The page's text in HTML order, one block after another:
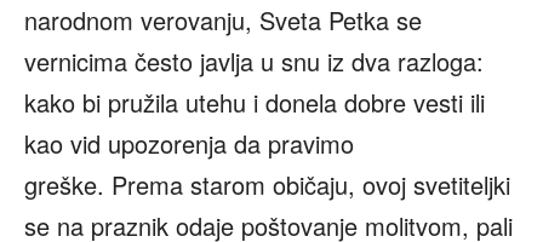
narodnom verovanju, Sveta Petka se
vernicima često javlja u snu iz dva razloga:
kako bi pružila utehu i donela dobre vesti ili
kao vid upozorenja da pravimo
greške. Prema starom običaju, ovoj svetiteljki
se na praznik odaje poštovanje molitvom, pali